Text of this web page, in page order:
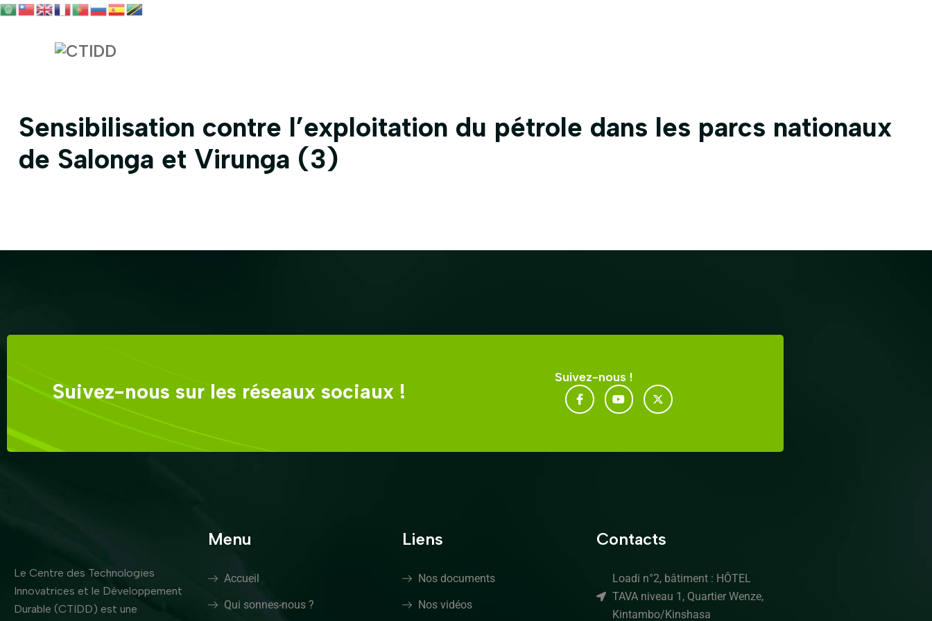
Sensibilisation contre l’exploitation du pétrole dans les parcs nationaux
de Salonga et Virunga (3)
Suivez-nous sur les réseaux sociaux !
Suivez-nous !
Le Centre des Technologies
Innovatrices et le Développement
Durable (CTIDD) est une
Menu
Accueil
Qui sonnes-nous ?
Liens
Nos documents
Nos vidéos
Contacts
Loadi n°2, bâtiment : HÔTEL
TAVA niveau 1, Quartier Wenze,
Kintambo/Kinshasa